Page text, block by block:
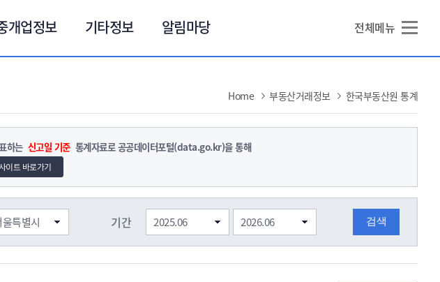
개업정보 기타정보 알림마당 전체메뉴
Home 부동산거래정보 한국부동산원 통계
하는 신고일 기준 통계자료로 공공데이터포털(data.go.kr)을 통해
이트 바로가기
기간